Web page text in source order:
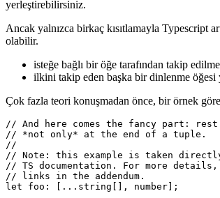
Tuple'lar için dinlenme öğesini geliştirerek,
yerleştirebilirsiniz.
olabilir.
ilkini takip eden başka bir dinlenme öğesi
Çok fazla teori konuşmadan önce, bir örnek
// And here comes the fancy part: rest
// *not only* at the end of a tuple.
//
// Note: this example is taken directly
// TS documentation. For more details,